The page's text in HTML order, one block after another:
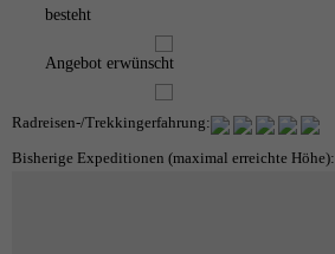
besteht
Angebot erwünscht
Radreisen-/Trekkingerfahrung:
Bisherige Expeditionen (maximal erreichte Höhe):